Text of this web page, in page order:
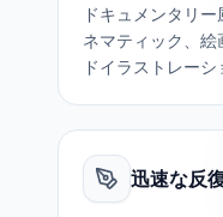
ドキュメンタリ
ネマティック、
ドイラストレーシ
迅速な反